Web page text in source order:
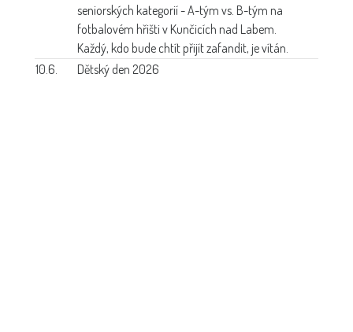
seniorských kategorií - A-tým vs. B-tým na
fotbalovém hřišti v Kunčicích nad Labem.
Každý, kdo bude chtít přijít zafandit, je vítán.
10.6.
Dětský den 2026